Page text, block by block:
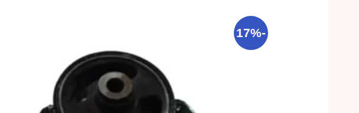
-17%